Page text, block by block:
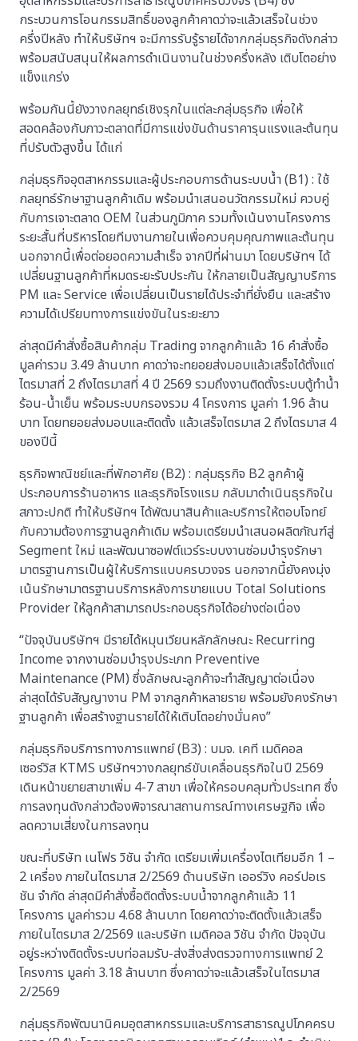
กระบวนการโอนกรรมสิทธิ์ของลูกค้าคาดว่าจะแล้วเสร็จในช่วง
ครึ่งปีหลัง ทำให้บริษัทฯ จะมีการรับรู้รายได้จากกลุ่มธุรกิจดังกล่าว
พร้อมสนับสนุนให้ผลการดำเนินงานในช่วงครึ่งหลัง เติบโตอย่าง
แข็งแกร่ง
พร้อมกันนี้ยังวางกลยุทธ์เชิงรุกในแต่ละกลุ่มธุรกิจ เพื่อให้
สอดคล้องกับภาวะตลาดที่มีการแข่งขันด้านราคารุนแรงและต้นทุน
ที่ปรับตัวสูงขึ้น ได้แก่
กลุ่มธุรกิจอุตสาหกรรมและผู้ประกอบการด้านระบบน้ำ (B1) : ใช้
กลยุทธ์รักษาฐานลูกค้าเดิม พร้อมนำเสนอนวัตกรรมใหม่ ควบคู่
กับการเจาะตลาด OEM ในส่วนภูมิภาค รวมทั้งเน้นงานโครงการ
ระยะสั้นที่บริหารโดยทีมงานภายในเพื่อควบคุมคุณภาพและต้นทุน
นอกจากนี้เพื่อต่อยอดความสำเร็จ จากปีที่ผ่านมา โดยบริษัทฯ ได้
เปลี่ยนฐานลูกค้าที่หมดระยะรับประกัน ให้กลายเป็นสัญญาบริการ
PM และ Service เพื่อเปลี่ยนเป็นรายได้ประจำที่ยั่งยืน และสร้าง
ความได้เปรียบทางการแข่งขันในระยะยาว
ล่าสุดมีคำสั่งซื้อสินค้ากลุ่ม Trading จากลูกค้าแล้ว 16 คําสั่งซื้อ
มูลค่ารวม 3.49 ล้านบาท คาดว่าจะทยอยส่งมอบแล้วเสร็จได้ตั้งแต่
ไตรมาสที่ 2 ถึงไตรมาสที่ 4 ปี 2569 รวมถึงงานติดตั้งระบบตู้ทำน้ำ
ร้อน-น้ำเย็น พร้อมระบบกรองรวม 4 โครงการ มูลค่า 1.96 ล้าน
บาท โดยทยอยส่งมอบและติดตั้ง แล้วเสร็จไตรมาส 2 ถึงไตรมาส 4
ของปีนี้
ธุรกิจพาณิชย์และที่พักอาศัย (B2) : กลุ่มธุรกิจ B2 ลูกค้าผู้
ประกอบการร้านอาหาร และธุรกิจโรงแรม กลับมาดำเนินธุรกิจใน
สภาวะปกติ ทำให้บริษัทฯ ได้พัฒนาสินค้าและบริการให้ตอบโจทย์
กับความต้องการฐานลูกค้าเดิม พร้อมเตรียมนำเสนอผลิตภัณฑ์สู่
Segment ใหม่ และพัฒนาซอฟต์แวร์ระบบงานซ่อมบำรุงรักษา
มาตรฐานการเป็นผู้ให้บริการแบบครบวงจร นอกจากนี้ยังคงมุ่ง
เน้นรักษามาตรฐานบริการหลังการขายแบบ Total Solutions
Provider ให้ลูกค้าสามารถประกอบธุรกิจได้อย่างต่อเนื่อง
“ปัจจุบันบริษัทฯ มีรายได้หมุนเวียนหลักลักษณะ Recurring
Income จากงานซ่อมบํารุงประเภท Preventive
Maintenance (PM) ซึ่งลักษณะลูกค้าจะทำสัญญาต่อเนื่อง
ล่าสุดได้รับสัญญางาน PM จากลูกค้าหลายราย พร้อมยังคงรักษา
ฐานลูกค้า เพื่อสร้างฐานรายได้ให้เติบโตอย่างมั่นคง”
กลุ่มธุรกิจบริการทางการแพทย์ (B3) : บมจ. เคที เมดิคอล
เซอร์วิส KTMS บริษัทฯวางกลยุทธ์ขับเคลื่อนธุรกิจในปี 2569
เดินหน้าขยายสาขาเพิ่ม 4-7 สาขา เพื่อให้ครอบคลุมทั่วประเทศ ซึ่ง
การลงทุนดังกล่าวต้องพิจารณาสถานการณ์ทางเศรษฐกิจ เพื่อ
ลดความเสี่ยงในการลงทุน
ขณะที่บริษัท เนโฟร วิชัน จำกัด เตรียมเพิ่มเครื่องไตเทียมอีก 1 –
2 เครื่อง ภายในไตรมาส 2/2569 ด้านบริษัท เออร์วิง คอร์ปอเร
ชัน จำกัด ล่าสุดมีคำสั่งซื้อติดตั้งระบบน้ำจากลูกค้าแล้ว 11
โครงการ มูลค่ารวม 4.68 ล้านบาท โดยคาดว่าจะติดตั้งแล้วเสร็จ
ภายในไตรมาส 2/2569 และบริษัท เมดิคอล วิชัน จำกัด ปัจจุบัน
อยู่ระหว่างติดตั้งระบบท่อลมรับ-ส่งสิ่งส่งตรวจทางการแพทย์ 2
โครงการ มูลค่า 3.18 ล้านบาท ซึ่งคาดว่าจะแล้วเสร็จในไตรมาส
2/2569
กลุ่มธุรกิจพัฒนานิคมอุตสาหกรรมและบริการสาธารณูปโภคครบ